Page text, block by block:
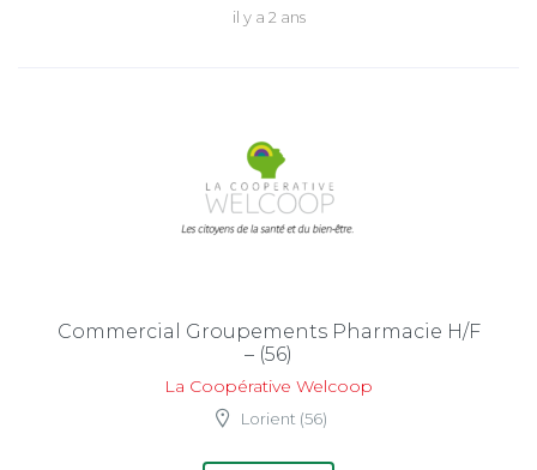
il y a 2 ans
Commercial Groupements Pharmacie H/F
– (56)
La Coopérative Welcoop
Lorient (56)